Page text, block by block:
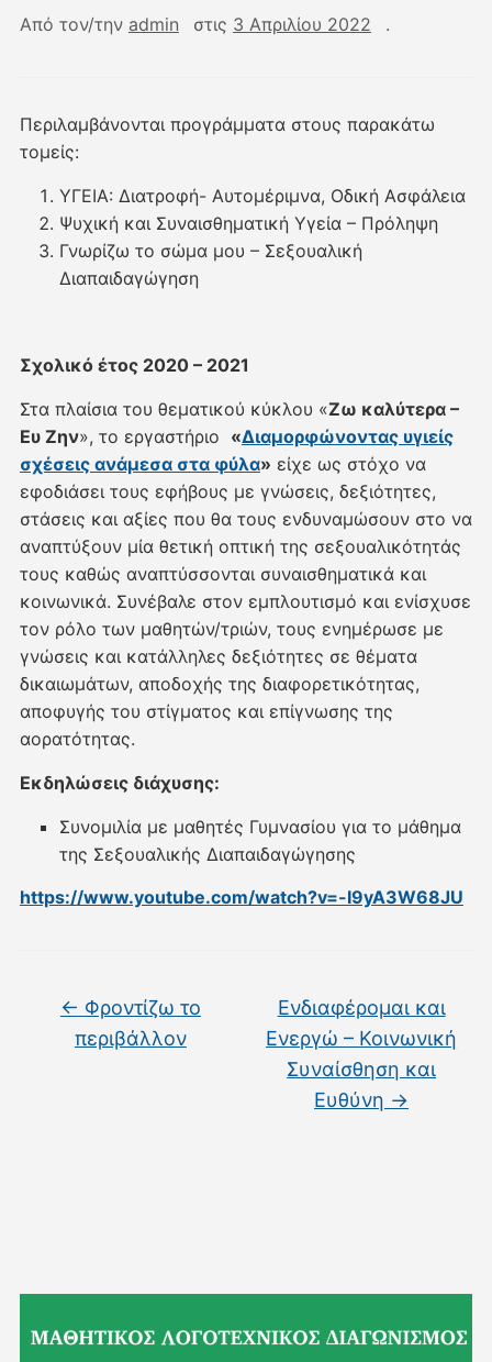
Από τον/την admin στις 3 Απριλίου 2022 .
Περιλαμβάνονται προγράμματα στους παρακάτω
τομείς:
ΥΓΕΙΑ: Διατροφή- Αυτομέριμνα, Οδική Ασφάλεια
Ψυχική και Συναισθηματική Υγεία – Πρόληψη
Γνωρίζω το σώμα μου – Σεξουαλική
Διαπαιδαγώγηση
Σχολικό έτος 2020 – 2021
Στα πλαίσια του θεματικού κύκλου «Ζω καλύτερα –
Ευ Ζην», το εργαστήριο «Διαμορφώνοντας υγιείς
σχέσεις ανάμεσα στα φύλα» είχε ως στόχο να
εφοδιάσει τους εφήβους με γνώσεις, δεξιότητες,
στάσεις και αξίες που θα τους ενδυναμώσουν στο να
αναπτύξουν μία θετική οπτική της σεξουαλικότητάς
τους καθώς αναπτύσσονται συναισθηματικά και
κοινωνικά. Συνέβαλε στον εμπλουτισμό και ενίσχυσε
τον ρόλο των μαθητών/τριών, τους ενημέρωσε με
γνώσεις και κατάλληλες δεξιότητες σε θέματα
δικαιωμάτων, αποδοχής της διαφορετικότητας,
αποφυγής του στίγματος και επίγνωσης της
αορατότητας.
Εκδηλώσεις διάχυσης:
Συνομιλία με μαθητές Γυμνασίου για το μάθημα
της Σεξουαλικής Διαπαιδαγώγησης
https://www.youtube.com/watch?v=-I9yA3W68JU
← Φροντίζω το
περιβάλλον
Ενδιαφέρομαι και
Ενεργώ – Κοινωνική
Συναίσθηση και
Ευθύνη →